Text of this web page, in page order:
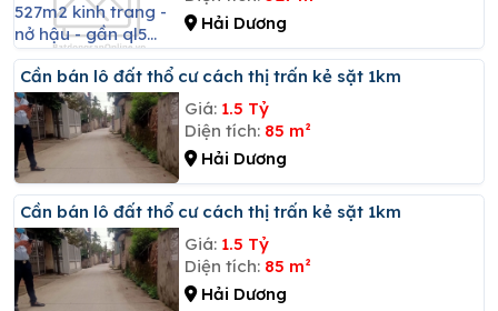
Hải Dương
Cần bán lô đất thổ cư cách thị trấn kẻ sặt 1km
Giá: 1.5 Tỷ
Diện tích: 85 m²
Hải Dương
Cần bán lô đất thổ cư cách thị trấn kẻ sặt 1km
Giá: 1.5 Tỷ
Diện tích: 85 m²
Hải Dương